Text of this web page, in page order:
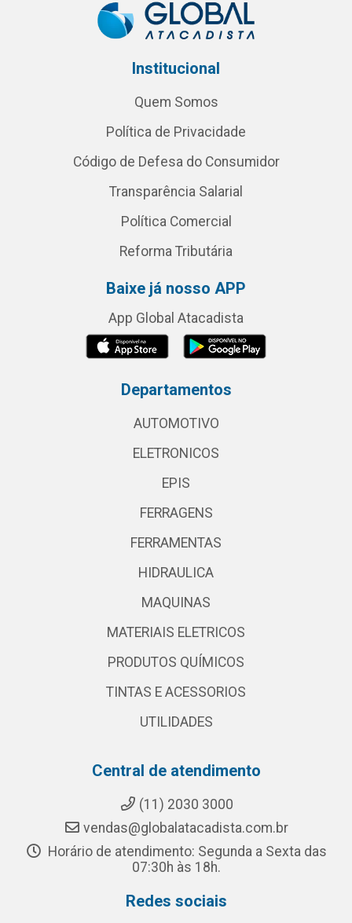
Institucional
Quem Somos
Política de Privacidade
Código de Defesa do Consumidor
Transparência Salarial
Política Comercial
Reforma Tributária
Baixe já nosso APP
App Global Atacadista
Departamentos
AUTOMOTIVO
ELETRONICOS
EPIS
FERRAGENS
FERRAMENTAS
HIDRAULICA
MAQUINAS
MATERIAIS ELETRICOS
PRODUTOS QUÍMICOS
TINTAS E ACESSORIOS
UTILIDADES
Central de atendimento
(11) 2030 3000
vendas@globalatacadista.com.br
Horário de atendimento: Segunda a Sexta das
07:30h às 18h.
Redes sociais